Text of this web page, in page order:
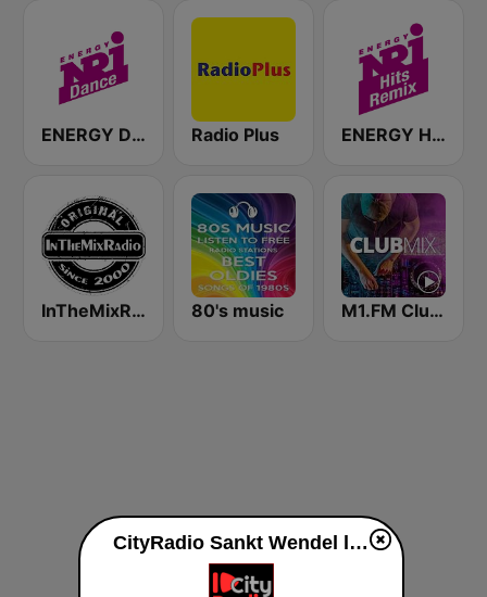
ENERGY Dance Radio Plus ENERGY Hits Remix
InTheMixRadio 80's music M1.FM Club Mix
CityRadio Sankt Wendel live